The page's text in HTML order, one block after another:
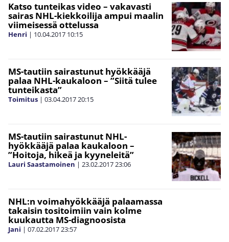
Katso tunteikas video – vakavasti
sairas NHL-kiekkoilija ampui maalin
viimeisessä ottelussa
Henri | 10.04.2017 10:15
MS-tautiin sairastunut hyökkääjä
palaa NHL-kaukaloon – ”Siitä tulee
tunteikasta”
Toimitus | 03.04.201720:15
MS-tautiin sairastunut NHL-
hyökkääjä palaa kaukaloon –
”Hoitoja, hikeä ja kyyneleitä”
Lauri Saastamoinen | 23.02.201723:06
NHL:n voimahyökkääjä palaamassa
takaisin tositoimiin vain kolme
kuukautta MS-diagnoosista
Jani | 07.02.201723:57